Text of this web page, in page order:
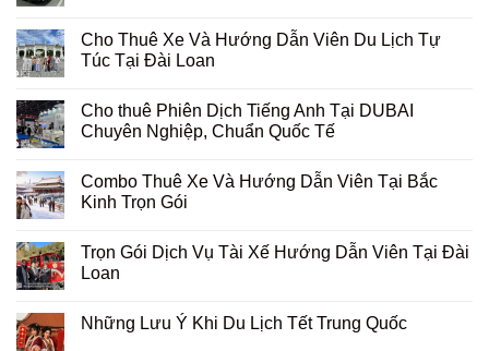
Cho Thuê Xe Và Hướng Dẫn Viên Du Lịch Tự
Túc Tại Đài Loan
Cho thuê Phiên Dịch Tiếng Anh Tại DUBAI
Chuyên Nghiệp, Chuẩn Quốc Tế
Combo Thuê Xe Và Hướng Dẫn Viên Tại Bắc
Kinh Trọn Gói
Trọn Gói Dịch Vụ Tài Xế Hướng Dẫn Viên Tại Đài
Loan
Những Lưu Ý Khi Du Lịch Tết Trung Quốc